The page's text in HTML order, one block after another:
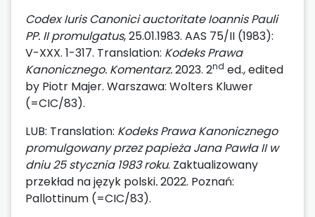
Codex Iuris Canonici auctoritate Ioannis Pauli
PP. II promulgatus, 25.01.1983. AAS 75/II (1983):
V-XXX. 1-317. Translation: Kodeks Prawa
Kanonicznego. Komentarz.2023. 2nd ed., edited
by Piotr Majer. Warszawa: Wolters Kluwer
(=CIC/83).
LUB: Translation: Kodeks Prawa Kanonicznego
promulgowany przez papieża Jana Pawła II w
dniu 25 stycznia 1983 roku. Zaktualizowany
przekład na język polski.2022. Poznań:
Pallottinum (=CIC/83).